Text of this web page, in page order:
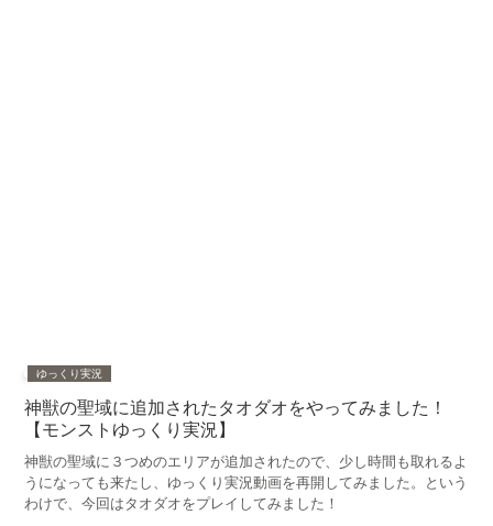
ゆっくり実況
神獣の聖域に追加されたタオダオをやってみました！
【モンストゆっくり実況】
神獣の聖域に３つめのエリアが追加されたので、少し時間も取れるよ
うになっても来たし、ゆっくり実況動画を再開してみました。という
わけで、今回はタオダオをプレイしてみました！